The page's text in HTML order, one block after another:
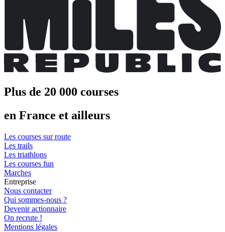
Plus de 20 000 courses
en France et ailleurs
Les courses sur route
Les trails
Les triathlons
Les courses fun
Marches
Entreprise
Nous contacter
Qui sommes-nous ?
Devenir actionnaire
On recrute !
Mentions légales